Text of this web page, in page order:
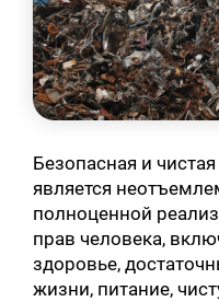
Безопасная и
является
полноценной
прав человека,
здоровье,
жизни, питание,